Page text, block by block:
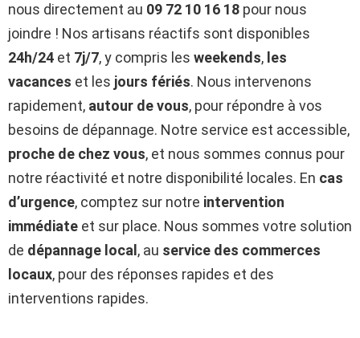
nous directement au 09 72 10 16 18 pour nous
joindre ! Nos artisans réactifs sont disponibles
24h/24 et 7j/7, y compris les weekends, les
vacances et les jours fériés. Nous intervenons
rapidement, autour de vous, pour répondre à vos
besoins de dépannage. Notre service est accessible,
proche de chez vous, et nous sommes connus pour
notre réactivité et notre disponibilité locales. En cas
d’urgence, comptez sur notre intervention
immédiate et sur place. Nous sommes votre solution
de dépannage local , au service des commerces
locaux, pour des réponses rapides et des
interventions rapides.